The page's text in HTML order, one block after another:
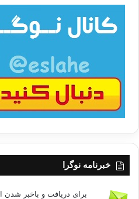
خبرنامه نوگرا
برای دریافت و باخبر